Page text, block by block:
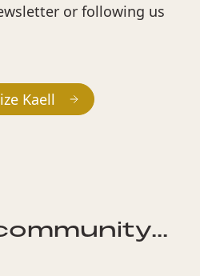
or following us
Kaell